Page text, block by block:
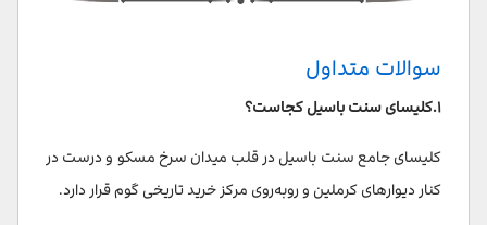
سوالات متداول
۱.کلیسای سنت باسیل کجاست؟
کلیسای جامع سنت باسیل در قلب میدان سرخ مسکو و درست در
کنار دیوارهای کرملین و روبه‌روی مرکز خرید تاریخی گوم قرار دارد.